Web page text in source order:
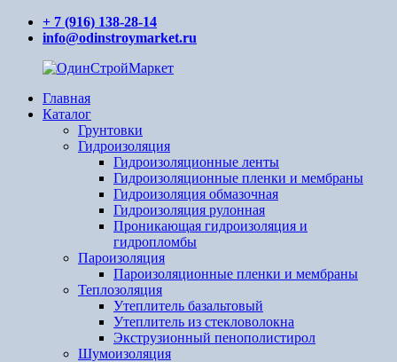
Перейти+ 7 (916) 138-28-14
info@odinstroymarket.ru
ОдинСтройМаркет
Ваш
поставщик
стройматериалов
Главная
Каталог
Грунтовки
Гидроизоляция
Гидроизоляционные ленты
Гидроизоляционные пленки и мембраны
Гидроизоляция обмазочная
Гидроизоляция рулонная
Проникающая гидроизоляция и
гидропломбы
Пароизоляция
Пароизоляционные пленки и мембраны
Теплозоляция
Утеплитель базальтовый
Утеплитель из стекловолокна
Экструзионный пенополистирол
Шумоизоляция